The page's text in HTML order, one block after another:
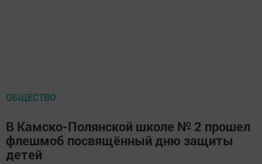
ОБЩЕСТВО
В Камско-Полянской школе № 2 прошел
флешмоб посвящённый дню защиты
детей